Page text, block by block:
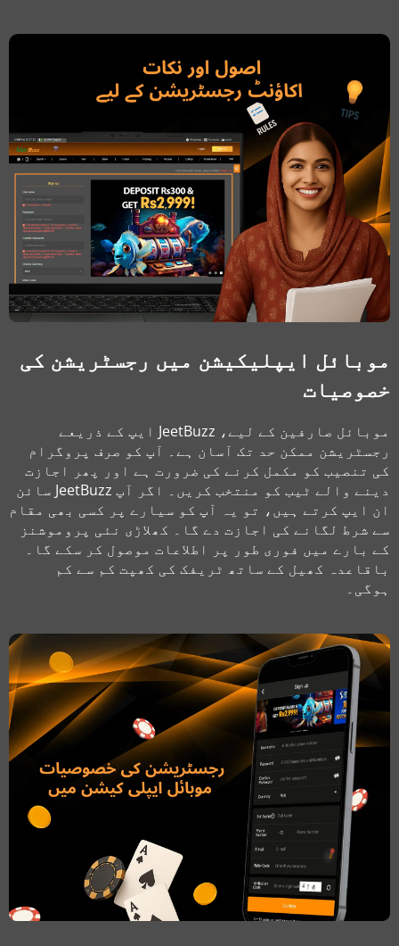
موبائل ایپلیکیشن میں رجسٹریشن کی
خصوصیات
موبائل صارفین کے لیے، JeetBuzz ایپ کے ذریعے
رجسٹریشن ممکن حد تک آسان ہے۔ آپ کو صرف پروگرام
کی تنصیب کو مکمل کرنے کی ضرورت ہے اور پھر اجازت
دینے والے ٹیب کو منتخب کریں۔ اگر آپ JeetBuzz سائن
ان ایپ کرتے ہیں، تو یہ آپ کو سیارے پر کسی بھی مقام
سے شرط لگانے کی اجازت دے گا۔ کھلاڑی نئی پروموشنز
کے بارے میں فوری طور پر اطلاعات موصول کر سکے گا۔
باقاعدہ کھیل کے ساتھ ٹریفک کی کھپت کم سے کم
ہوگی۔